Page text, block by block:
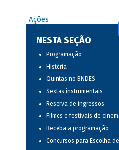
Ações
NESTA SEÇÃO
Programação
História
Quintas no BNDES
Sextas instrumentais
Reserva de ingressos
Filmes e festivais de
Receba a programação
Concursos para Escolha